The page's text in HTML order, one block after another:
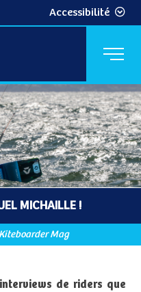
Accessibilité
MICHAILLE !
Mag
de riders que